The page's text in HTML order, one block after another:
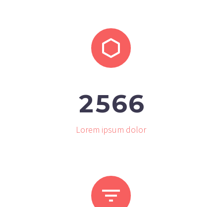


2566
Lorem ipsum dolor

